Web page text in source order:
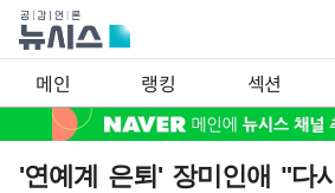
메인 랭킹 섹션
'연예계 은퇴' 장미인애 "다